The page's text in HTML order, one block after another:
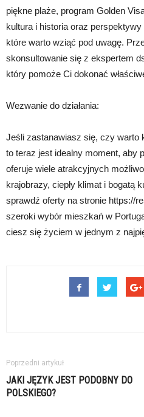
piękne plaże, program Golden
kultura i historia oraz
które warto wziąć pod uwagę.
skonsultowanie się z ekspertem
który pomoże Ci dokonać
Wezwanie do działania:
Jeśli zastanawiasz się, czy warto
to teraz jest idealny moment, aby
oferuje wiele atrakcyjnych
krajobrazy, ciepły klimat i bogatą
sprawdź oferty na stronie https://
szeroki wybór mieszkań w
ciesz się życiem w jednym z
Poprzedni artykuł
JAKI JĘZYK JEST PODOBNY DO
POLSKIEGO?